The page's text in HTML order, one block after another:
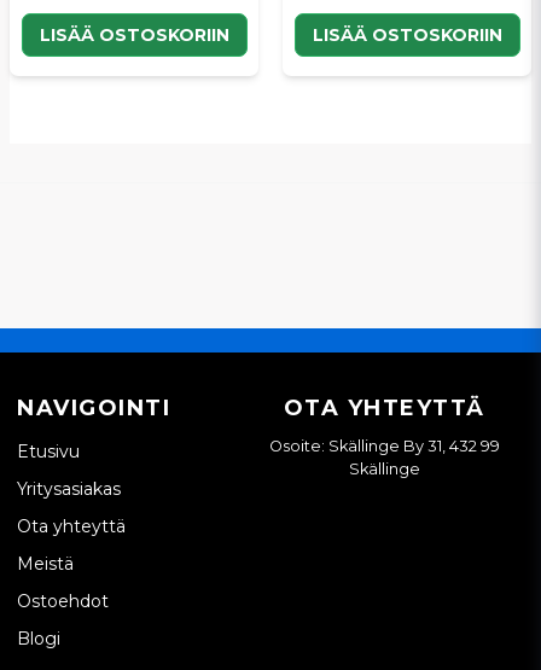
LISÄÄ OSTOSKORIIN LISÄÄ OSTOSKORIIN
NAVIGOINTI
Etusivu
Yritysasiakas
Ota yhteyttä
Meistä
Ostoehdot
Blogi
OTA YHTEYTTÄ
Osoite: Skällinge By 31, 432 99
Skällinge